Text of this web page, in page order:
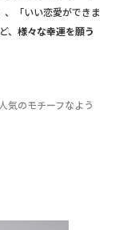
、「いい恋愛ができま
、様々な幸運を願う
気のモチーフなよう